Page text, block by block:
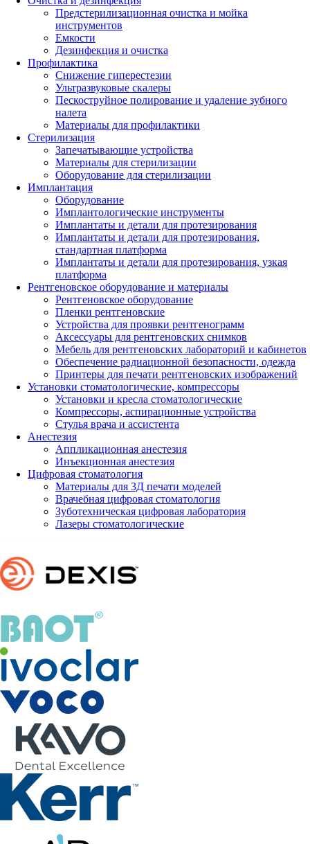
Предстерилизационная очистка и мойка
инструментов
Емкости
Дезинфекция и очистка
Профилактика
Снижение гиперестезии
Ультразвуковые скалеры
Пескоструйное полирование и удаление зубного
налета
Материалы для профилактики
Стерилизация
Запечатывающие устройства
Материалы для стерилизации
Оборудование для стерилизации
Имплантация
Оборудование
Имплантологические инструменты
Имплантаты и детали для протезирования
Имплантаты и детали для протезирования,
стандартная платформа
Имплантаты и детали для протезирования, узкая
платформа
Рентгеновское оборудование и материалы
Рентгеновское оборудование
Пленки рентгеновские
Устройства для проявки рентгенограмм
Аксессуары для рентгеновских снимков
Мебель для рентгеновских лабораторий и кабинетов
Обеспечение радиационной безопасности, одежда
Принтеры для печати рентгеновских изображений
Установки стоматологические, компрессоры
Установки и кресла стоматологические
Компрессоры, аспирационные устройства
Стулья врача и ассистента
Анестезия
Аппликационная анестезия
Инъекционная анестезия
Цифровая стоматология
Материалы для 3Д печати моделей
Врачебная цифровая стоматология
Зуботехническая цифровая лаборатория
Лазеры стоматологические